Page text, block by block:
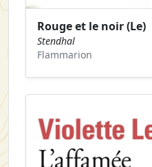
Rouge et le noir (Le)
Stendhal
Flammarion